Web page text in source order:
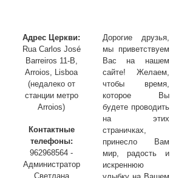
Адрес Церкви:
Rua Carlos José
Barreiros 11-B,
Arroios, Lisboa
(недалеко от
станции метро
Arroios)
Контактные
телефоны:
962968564 -
Администратор
Светлана
Дорогие друзья,
мы приветствуем
Вас на нашем
сайте! Желаем,
чтобы время,
которое Вы
будете проводить
на этих
страничках,
принесло Вам
мир, радость и
искреннюю